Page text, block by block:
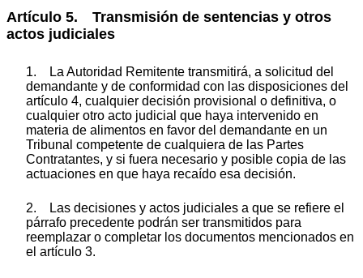
Artículo 5. Transmisión de sentencias y otros
actos judiciales
1. La Autoridad Remitente transmitirá, a solicitud del
demandante y de conformidad con las disposiciones del
artículo 4, cualquier decisión provisional o definitiva, o
cualquier otro acto judicial que haya intervenido en
materia de alimentos en favor del demandante en un
Tribunal competente de cualquiera de las Partes
Contratantes, y si fuera necesario y posible copia de las
actuaciones en que haya recaído esa decisión.
2. Las decisiones y actos judiciales a que se refiere el
párrafo precedente podrán ser transmitidos para
reemplazar o completar los documentos mencionados en
el artículo 3.